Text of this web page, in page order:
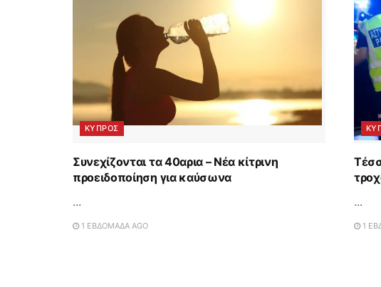
ΚΥΠΡΟΣ
Συνεχίζονται τα 40αρια – Νέα κίτρινη
προειδοποίηση για καύσωνα
...
1 ΕΒΔΟΜΆΔΑ AGO
...
1